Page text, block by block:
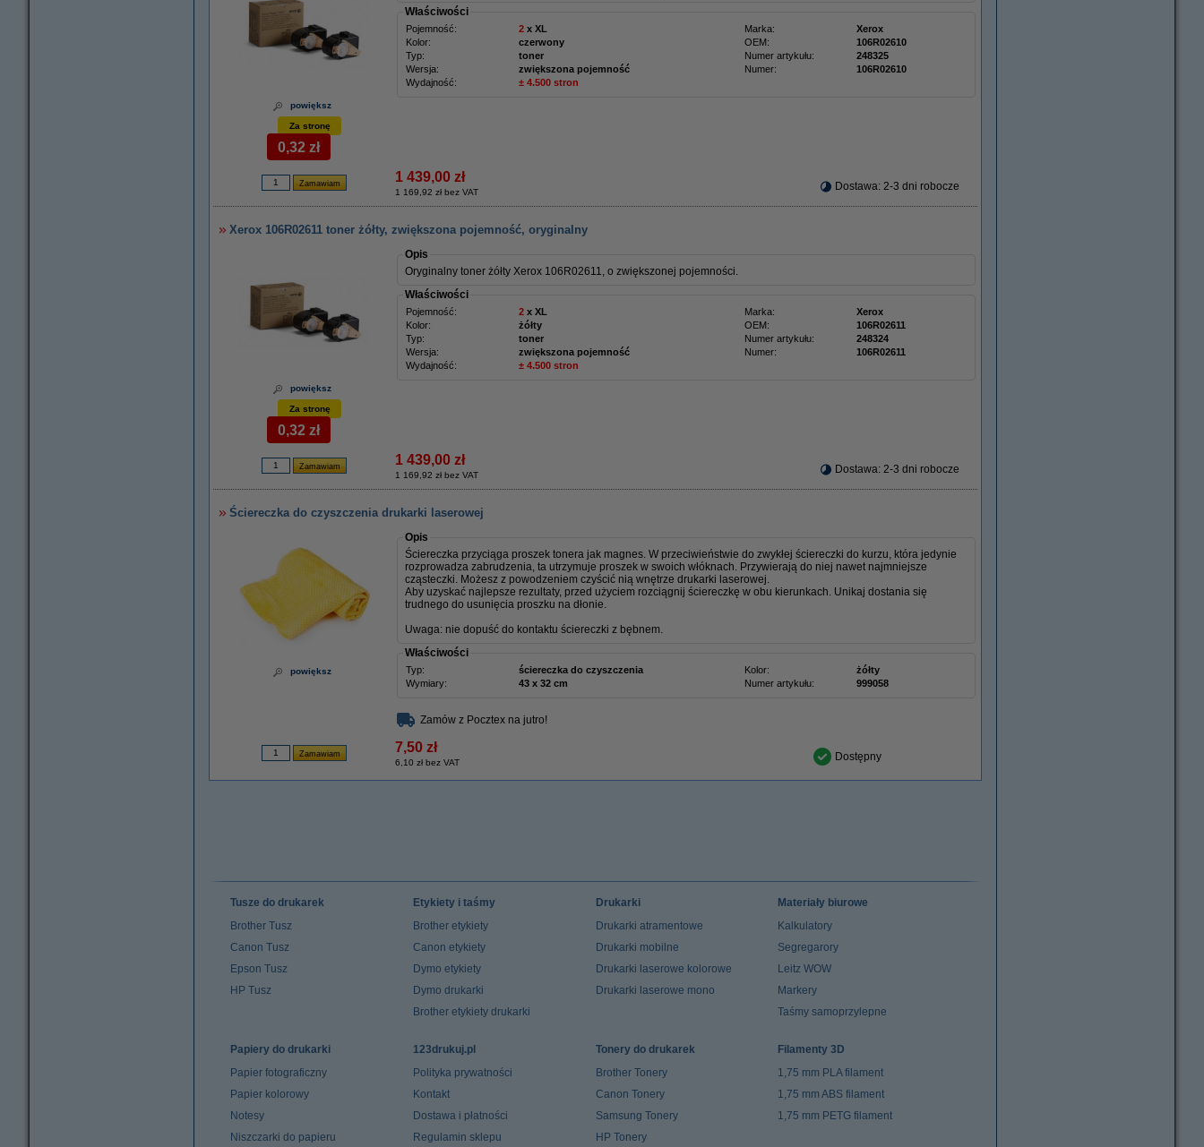
powiększ
Właściwości
Pojemność: 2 x XL Marka:
Xerox
Kolor:
czerwony OEM:
106R02610
Typ:
toner Numer artykułu:
248325
Wersja:
zwiększona pojemność Numer:
106R02610
Wydajność:
± 4.500 stron
Za stronę
0,32 zł
1 439,00 zł
1 169,92 zł bez VAT Dostawa: 2-3 dni robocze
Xerox 106R02611 toner żółty, zwiększona pojemność, oryginalny
powiększ
Opis
Oryginalny toner żółty Xerox 106R02611, o zwiększonej pojemności.
Właściwości
Pojemność: 2 x XL Marka:
Xerox
Kolor:
żółty OEM:
106R02611
Typ:
toner Numer artykułu:
248324
Wersja:
zwiększona pojemność Numer:
106R02611
Wydajność:
± 4.500 stron
Za stronę
0,32 zł
1 439,00 zł
1 169,92 zł bez VAT Dostawa: 2-3 dni robocze
Ściereczka do czyszczenia drukarki laserowej
powiększ
Opis
Ściereczka przyciąga proszek tonera jak magnes. W przeciwieństwie do zwykłej ściereczki do kurzu, która jedynie
rozprowadza zabrudzenia, ta utrzymuje proszek w swoich włóknach. Przywierają do niej nawet najmniejsze
cząsteczki. Możesz z powodzeniem czyścić nią wnętrze drukarki laserowej.
Aby uzyskać najlepsze rezultaty, przed użyciem rozciągnij ściereczkę w obu kierunkach. Unikaj dostania się
trudnego do usunięcia proszku na dłonie.
Uwaga: nie dopuść do kontaktu ściereczki z bębnem.
Właściwości
Typ: ściereczka do czyszczenia Kolor:
żółty
Wymiary:
43 x 32 cm Numer artykułu: 999058
Zamów z Pocztex na jutro!
7,50 zł
6,10 zł bez VAT Dostępny
Tusze do drukarek
Brother Tusz
Canon Tusz
Epson Tusz
HP Tusz
Etykiety i taśmy
Brother etykiety
Canon etykiety
Dymo etykiety
Dymo drukarki
Brother etykiety drukarki
Drukarki
Drukarki atramentowe
Drukarki mobilne
Drukarki laserowe kolorowe
Drukarki laserowe mono
Materiały biurowe
Kalkulatory
Segregarory
Leitz WOW
Markery
Taśmy samoprzylepne
Papiery do drukarki
Papier fotograficzny
Papier kolorowy
Notesy
Niszczarki do papieru
123drukuj.pl
Polityka prywatności
Kontakt
Dostawa i płatności
Regulamin sklepu
Tonery do drukarek
Brother Tonery
Canon Tonery
Samsung Tonery
HP Tonery
Filamenty 3D
1,75 mm PLA filament
1,75 mm ABS filament
1,75 mm PETG filament